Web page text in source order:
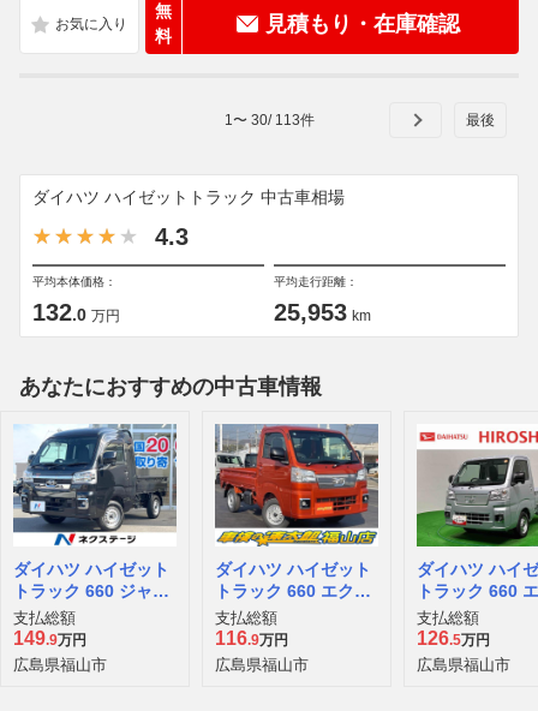
無
料
見積もり・在庫確認
1 〜 30/ 113件
ダイハツ ハイゼットトラック 中古車相場
4.3
平均本体価格：
132.0 万円
平均走行距離：
25,953 km
あなたにおすすめの中古車情報
ダイハツ ハイゼット
トラック 660 ジャン
ボ エクストラ 3方開
4WD
支払総額
149.9万円
広島県福山市
ダイハツ ハイゼット
トラック 660 エクス
トラ 3方開
支払総額
116.9万円
広島県福山市
ダイハツ ハイ
トラック 660
トラ 3方開
支払総額
126.5万円
広島県福山市